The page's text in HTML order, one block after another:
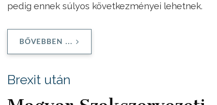
pedig ennek súlyos következményei lehetnek.
BŐVEBBEN ...
Brexit után